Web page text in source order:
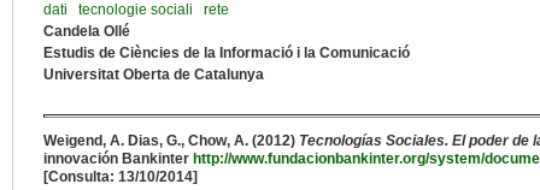
dati tecnologie sociali
rete
Candela Ollé
Estudis de Ciències de la Informació i la Comunicació
Universitat Oberta de Catalunya
Weigend, A. Dias, G., Chow, A. (2012) Tecnologías Sociales. El poder de
innovación Bankinter http://www.fundacionbankinter.org/system/
[Consulta: 13/10/2014]